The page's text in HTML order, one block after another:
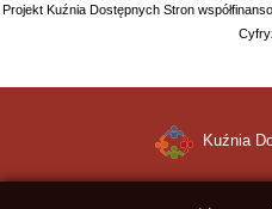
Projekt Kuźnia Dostępnych Stron
Kuźnia